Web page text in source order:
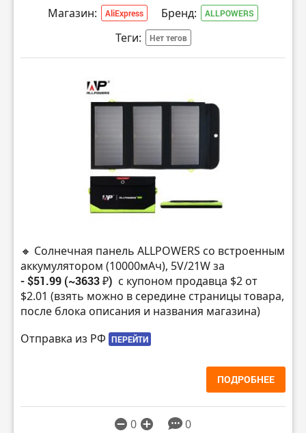
Магазин: AliExpress Бренд: ALLPOWERS
Теги: Нет тегов
🔸 Солнечная панель ALLPOWERS со встроенным
аккумулятором (10000мАч), 5V/21W за
- $51.99 (~3633 ₽) с купоном продавца $2 от
$2.01 (взять можно в середине страницы товара,
после блока описания и названия магазина)
Отправка из РФ ПЕРЕЙТИ
ПОДРОБНЕЕ
0 0